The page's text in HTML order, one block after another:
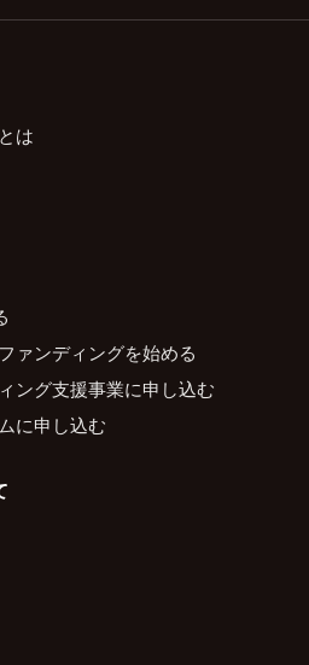
は
ァンディングを始める
ング支援事業に申し込む
に申し込む